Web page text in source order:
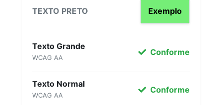
TEXTO PRETO Exemplo
Texto Grande
WCAG AA
Conforme
Texto Normal
WCAG AA
Conforme